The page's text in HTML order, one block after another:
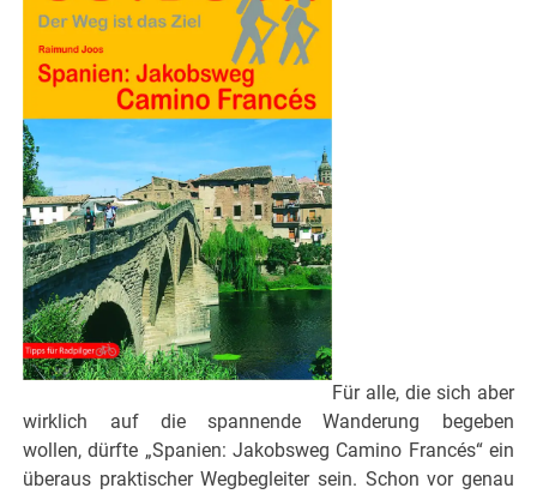
Für alle, die sich aber
wirklich auf die spannende Wanderung begeben
wollen, dürfte „Spanien: Jakobsweg Camino Francés“ ein
überaus praktischer Wegbegleiter sein. Schon vor genau